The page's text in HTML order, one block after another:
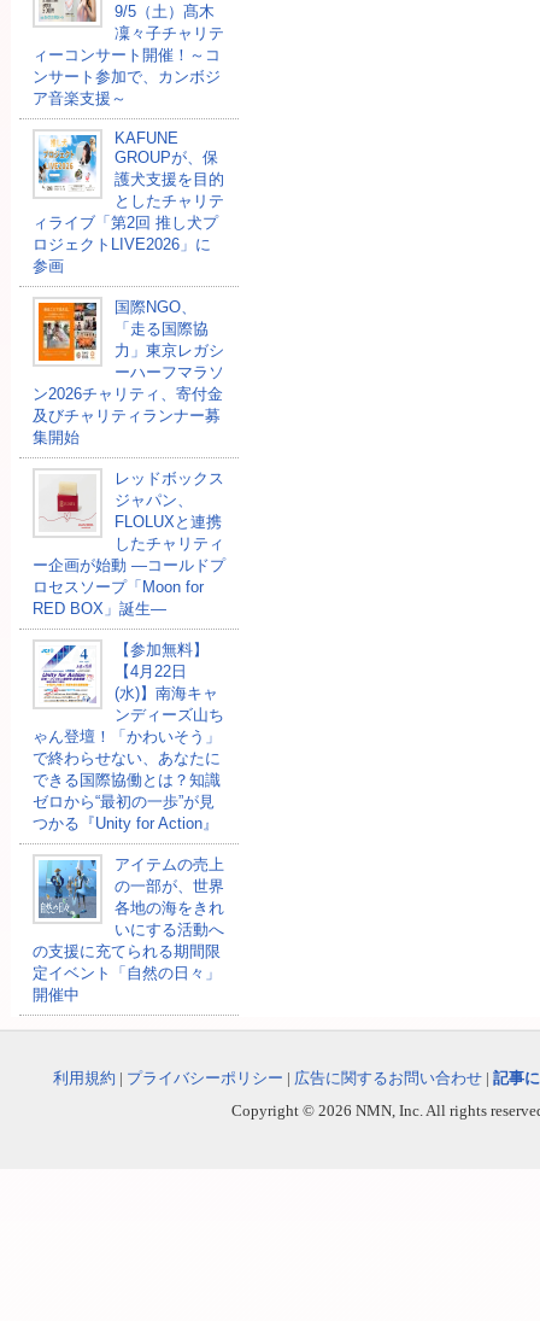
9/5（土）髙木
凜々子チャリテ
ィーコンサート開催！～コ
ンサート参加で、カンボジ
ア音楽支援～
KAFUNE
GROUPが、保
護犬支援を目的
としたチャリテ
ィライブ「第2回 推し犬プ
ロジェクトLIVE2026」に
参画
国際NGO、
「走る国際協
力」東京レガシ
ーハーフマラソ
ン2026チャリティ、寄付金
及びチャリティランナー募
集開始
レッドボックス
ジャパン、
FLOLUXと連携
したチャリティ
ー企画が始動 ―コールドプ
ロセスソープ「Moon for
RED BOX」誕生―
【参加無料】
【4月22日
(水)】南海キャ
ンディーズ山ち
ゃん登壇！「かわいそう」
で終わらせない、あなたに
できる国際協働とは？知識
ゼロから“最初の一歩”が見
つかる『Unity for Action』
アイテムの売上
の一部が、世界
各地の海をきれ
いにする活動へ
の支援に充てられる期間限
定イベント「自然の日々」
開催中
利用規約 | プライバシーポリシー | 広告に関するお問い合わせ | 記事
Copyright © 2026 NMN, Inc. All rights